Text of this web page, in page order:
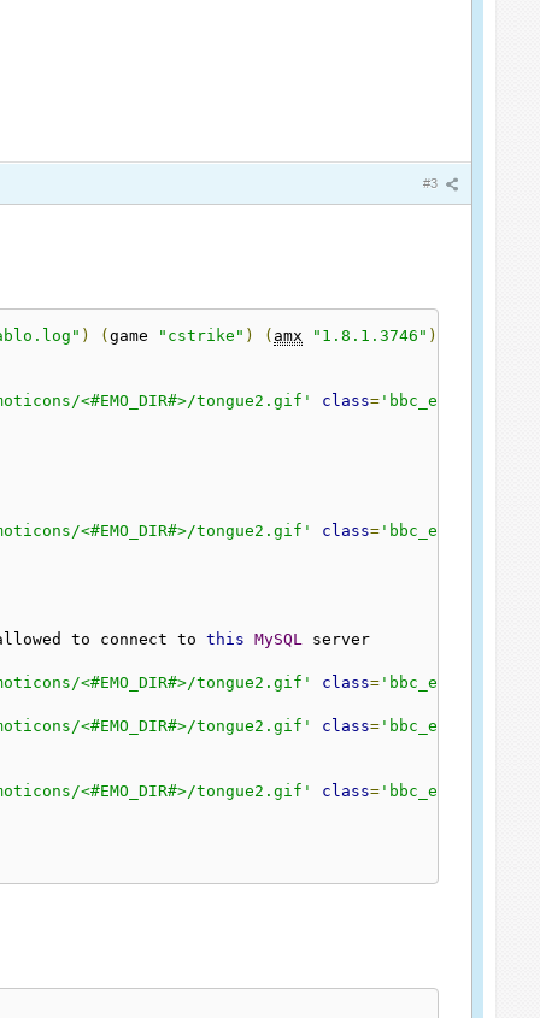
#3
) (game "cstrike" ) ( amx "1.8.1.3746" )
<#EMO_DIR#>/tongue2.gif' class= 'bbc_emoticon'
<#EMO_DIR#>/tongue2.gif' class= 'bbc_emoticon'
to connect to this MySQL server
<#EMO_DIR#>/tongue2.gif' class= 'bbc_emoticon'
<#EMO_DIR#>/tongue2.gif' class= 'bbc_emoticon'
<#EMO_DIR#>/tongue2.gif' class= 'bbc_emoticon'